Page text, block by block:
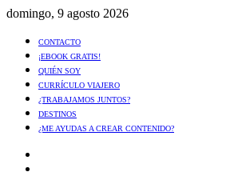
domingo, 9 agosto 2026
CONTACTO
¡EBOOK GRATIS!
QUIÉN SOY
CURRÍCULO VIAJERO
¿TRABAJAMOS JUNTOS?
DESTINOS
¿ME AYUDAS A CREAR CONTENIDO?